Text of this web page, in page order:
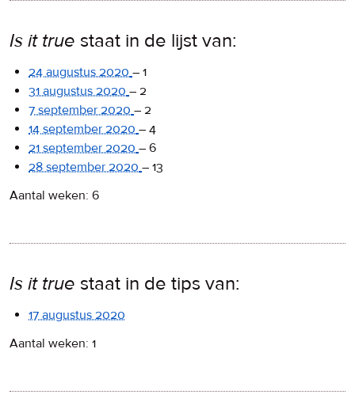
Is it true staat in de lijst van:
24 augustus 2020 – 1
31 augustus 2020 – 2
7 september 2020 – 2
14 september 2020 – 4
21 september 2020 – 6
28 september 2020 – 13
Aantal weken: 6
Is it true staat in de tips van:
17 augustus 2020
Aantal weken: 1